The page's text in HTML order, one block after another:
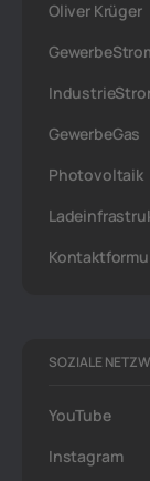
Oliver Krüger
GewerbeGas
Photovoltaik
SOZIALE
YouTube
Instagram